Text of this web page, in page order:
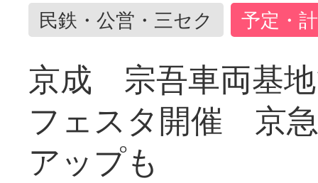
民鉄・公営・三セク 予定・
京成 宗吾車両基
フェスタ開催 京
アップも